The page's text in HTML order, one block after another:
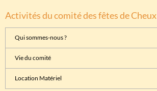
Activités du comité des fêtes de Cheux
Qui sommes-nous ?
Vie du comité
Location Matériel